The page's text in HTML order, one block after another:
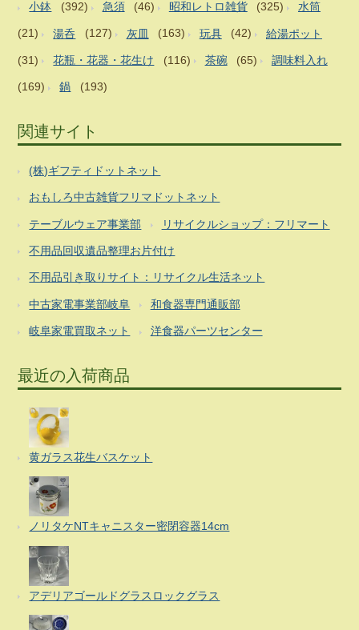
小鉢 (392) 急須 (46) 昭和レトロ雑貨 (325) 水筒
(21) 湯呑 (127) 灰皿 (163) 玩具 (42) 給湯ポット
(31) 花瓶・花器・花生け (116) 茶碗 (65) 調味料入れ
(169) 鍋 (193)
関連サイト
(株)ギフティドットネット
おもしろ中古雑貨フリマドットネット
テーブルウェア事業部 リサイクルショップ：フリマート
不用品回収遺品整理お片付け
不用品引き取りサイト：リサイクル生活ネット
中古家電事業部岐阜 和食器専門通販部
岐阜家電買取ネット 洋食器パーツセンター
最近の入荷商品
黄ガラス花生バスケット
ノリタケNTキャニスター密閉容器14cm
アデリアゴールドグラスロックグラス